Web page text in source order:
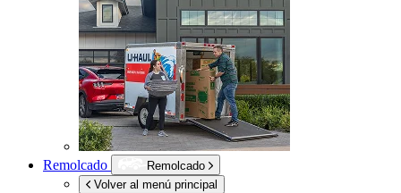
Remolcado
Remolcado
Volver al menú principal